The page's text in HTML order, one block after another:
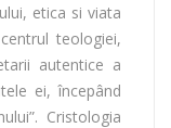
etica si viata
teologiei,
autentice a
ei, începând
Cristologia